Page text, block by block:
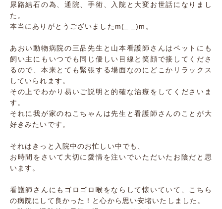
尿路結石の為、通院、手術、入院と大変お世話になりまし
た。
本当にありがとうございましたm(_ _)m。
あおい動物病院の三品先生と山本看護師さんはペットにも
飼い主にもいつでも同じ優しい目線と笑顔で接してくださ
るので、本来とても緊張する場面なのにどこかリラックス
していられます。
その上でわかり易いご説明と的確な治療をしてくださいま
す。
それに我が家のねこちゃんは先生と看護師さんのことが大
好きみたいです。
それはきっと入院中のお忙しい中でも、
お時間をさいて大切に愛情を注いでいただいたお陰だと思
います。
看護師さんにもゴロゴロ喉をならして懐いていて、こちら
の病院にして良かった！と心から思い安堵いたしました。